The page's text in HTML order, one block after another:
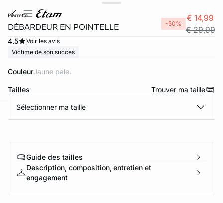
pierrette
DÉBARDEUR EN POINTELLE -50%
€ 14,99
€ 29,99
4.5
Voir les avis
Victime de son succès
Couleur jaune pale.
Tailles Trouver ma taille
Sélectionner ma taille
Guide des tailles
Description, composition, entretien et
engagement